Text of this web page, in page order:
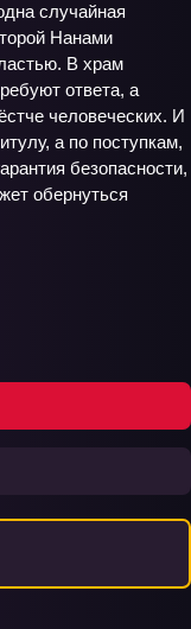
случайная
Нанами
В храм
ответа, а
человеческих. И
а по поступкам,
безопасности,
обернуться